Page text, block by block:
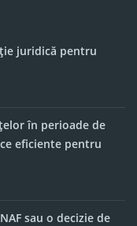
juridică pentru
în perioade de
eficiente pentru
sau o decizie de